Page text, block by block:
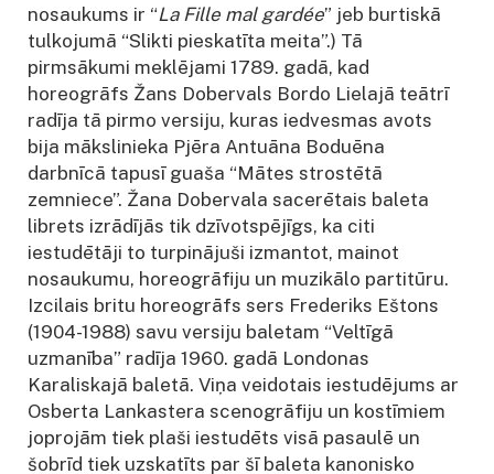
nosaukums ir “La Fille mal gardée” jeb burtiskā
tulkojumā “Slikti pieskatīta meita”.) Tā
pirmsākumi meklējami 1789. gadā, kad
horeogrāfs Žans Dobervals Bordo Lielajā teātrī
radīja tā pirmo versiju, kuras iedvesmas avots
bija mākslinieka Pjēra Antuāna Boduēna
darbnīcā tapusī guaša “Mātes strostētā
zemniece”. Žana Dobervala sacerētais baleta
librets izrādījās tik dzīvotspējīgs, ka citi
iestudētāji to turpinājuši izmantot, mainot
nosaukumu, horeogrāfiju un muzikālo partitūru.
Izcilais britu horeogrāfs sers Frederiks Eštons
(1904-1988) savu versiju baletam “Veltīgā
uzmanība” radīja 1960. gadā Londonas
Karaliskajā baletā. Viņa veidotais iestudējums ar
Osberta Lankastera scenogrāfiju un kostīmiem
joprojām tiek plaši iestudēts visā pasaulē un
šobrīd tiek uzskatīts par šī baleta kanonisko